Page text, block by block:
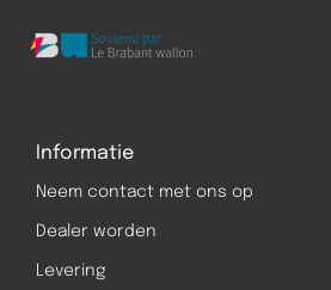
Informatie
Neem contact met ons op
Dealer worden
Levering